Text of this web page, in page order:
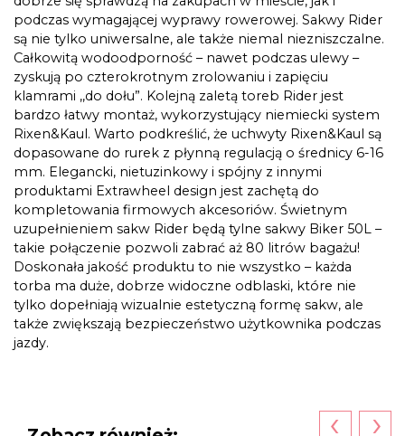
podczas wymagającej wyprawy rowerowej. Sakwy Rider
są nie tylko uniwersalne, ale także niemal niezniszczalne.
Całkowitą wodoodporność – nawet podczas ulewy –
zyskują po czterokrotnym zrolowaniu i zapięciu
klamrami ,,do dołu”. Kolejną zaletą toreb Rider jest
bardzo łatwy montaż, wykorzystujący niemiecki system
Rixen&Kaul. Warto podkreślić, że uchwyty Rixen&Kaul są
dopasowane do rurek z płynną regulacją o średnicy 6-16
mm. Elegancki, nietuzinkowy i spójny z innymi
produktami Extrawheel design jest zachętą do
kompletowania firmowych akcesoriów. Świetnym
uzupełnieniem sakw Rider będą tylne sakwy Biker 50L –
takie połączenie pozwoli zabrać aż 80 litrów bagażu!
Doskonała jakość produktu to nie wszystko – każda
torba ma duże, dobrze widoczne odblaski, które nie
tylko dopełniają wizualnie estetyczną formę sakw, ale
także zwiększają bezpieczeństwo użytkownika podczas
jazdy.
‹ ›